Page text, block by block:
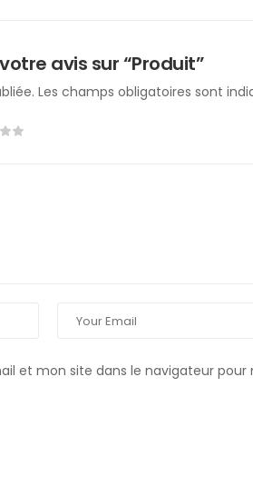
avis sur “Produit”
Les champs obligatoires sont
et mon site dans le navigateur pour